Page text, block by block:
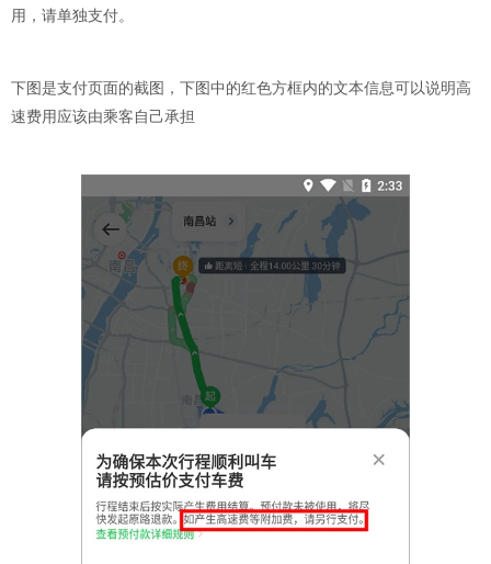
用，请单独支付。
下图是支付页面的截图，下图中的红色方框内的文本信息可以说明高
速费用应该由乘客自己承担